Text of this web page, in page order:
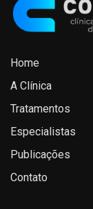
Home
A Clínica
Tratamentos
Especialistas
Publicações
Contato